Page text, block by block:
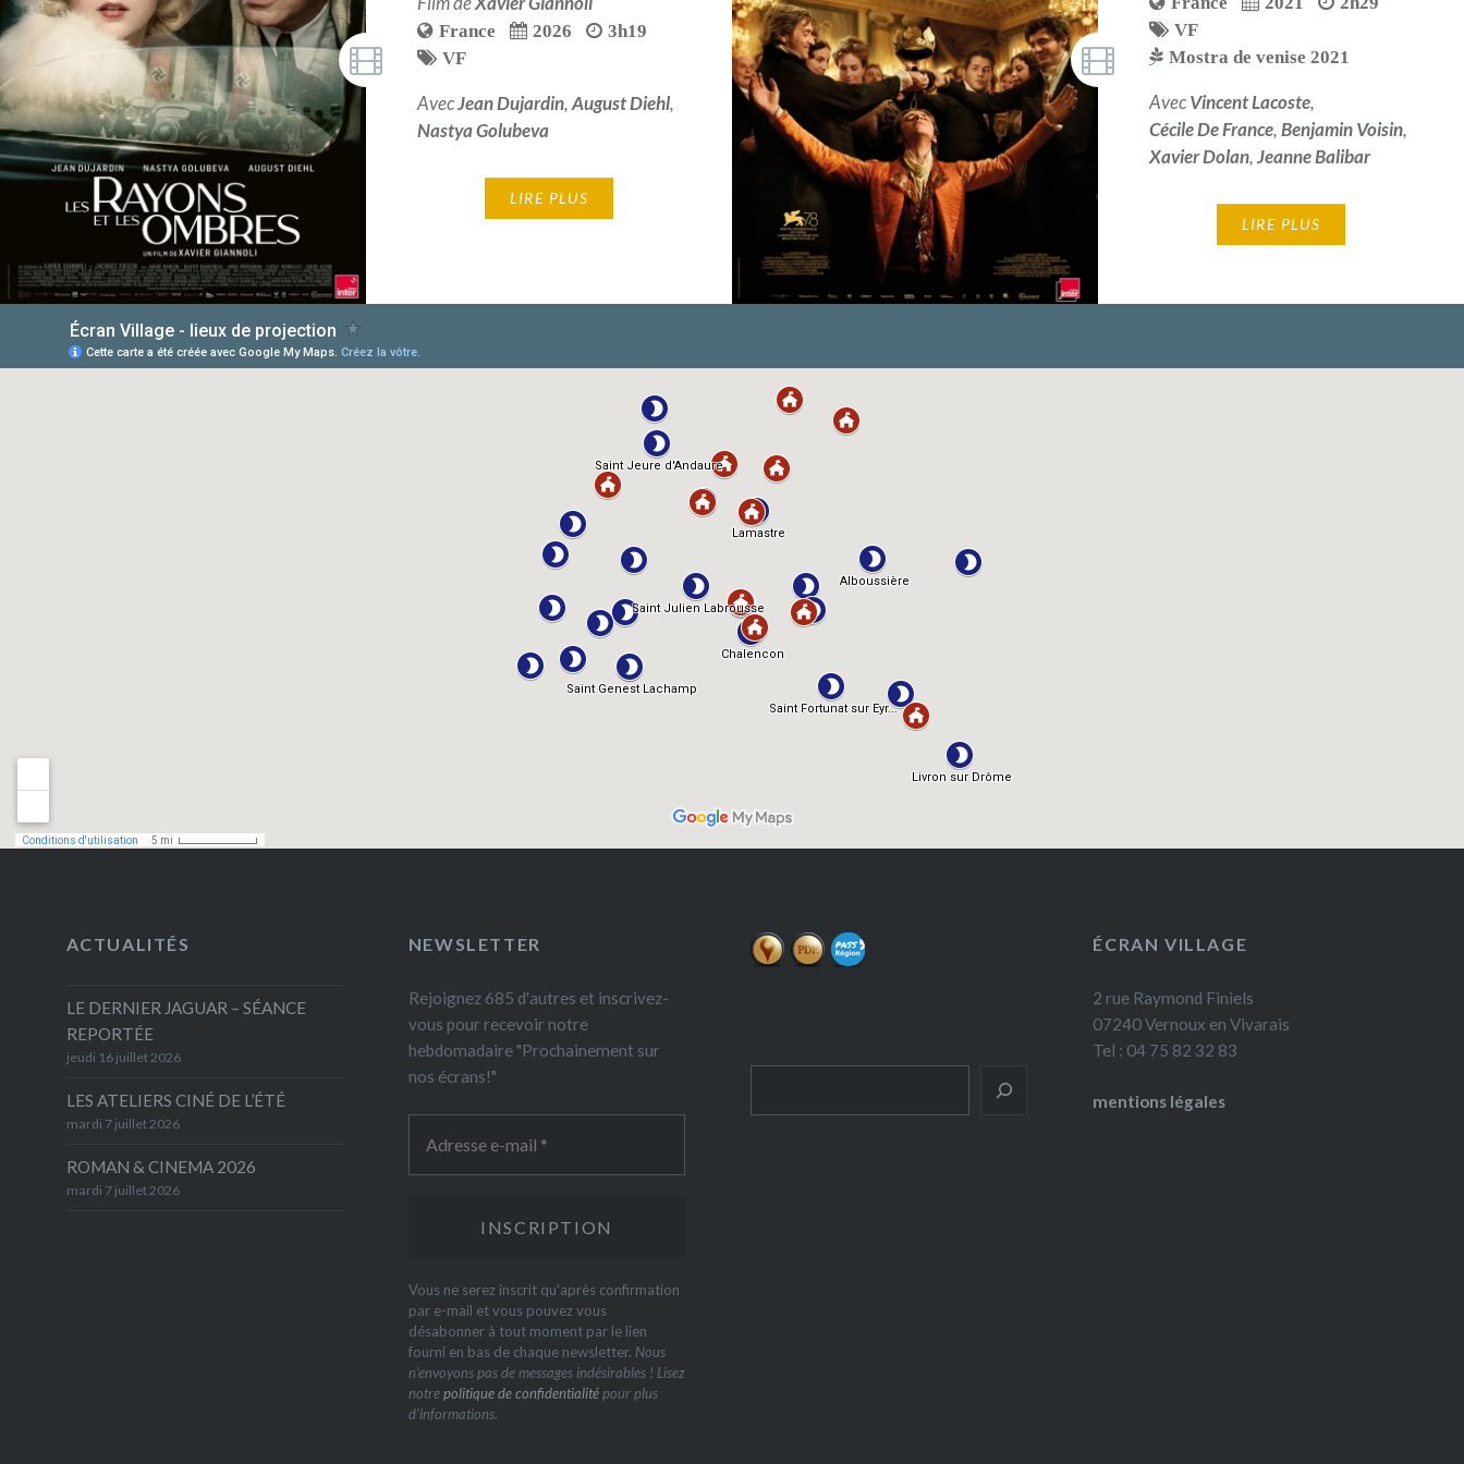
France 2026
3h19
VF
AvecJean Dujardin,August Diehl,
Nastya Golubeva
LIRE PLUS
VF
Mostra de venise 2021
AvecVincent Lacoste,
Cécile De France,Benjamin Voisin,
Xavier Dolan,Jeanne Balibar
LIRE PLUS
ACTUALITÉS
LE DERNIER JAGUAR – SÉANCE
REPORTÉE
jeudi 16 juillet 2026
LES ATELIERS CINÉ DE L’ÉTÉ
mardi 7 juillet 2026
ROMAN & CINEMA 2026
mardi 7 juillet 2026
NEWSLETTER
Rejoignez 685 d'autres et inscrivez-
vous pour recevoir notre
hebdomadaire "Prochainement sur
nos écrans!"
Vous ne serez inscrit qu'après confirmation
par e-mail et vous pouvez vous
désabonner à tout moment par le lien
fourni en bas de chaque newsletter. Nous
n’envoyons pas de messages indésirables ! Lisez
notrepolitique de confidentialitépour plus
d’informations.
ÉCRAN VILLAGE
2 rue Raymond Finiels
07240 Vernoux en Vivarais
Tel : 04 75 82 32 83
mentions légales